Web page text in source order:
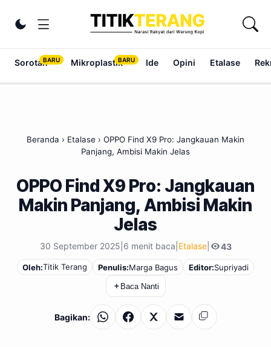
Ubah tema
Sorotan Mikroplastik Ide Opini Etalase
Beranda › Etalase › OPPO Find X9 Pro: Jangkauan Makin
Panjang, Ambisi Makin Jelas
OPPO Find X9 Pro: Jangkauan
Makin Panjang, Ambisi Makin
Jelas
30 September 2025 6 menit baca Etalase| 43
Oleh:Titik Terang Penulis:Marga Bagus Editor:Supriyadi
＋ Baca Nanti
Bagikan: WhatsAppFacebook
X EmailSalin